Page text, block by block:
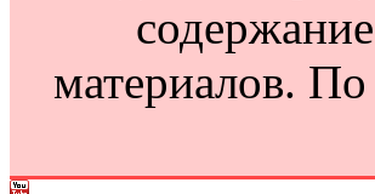
материалов.